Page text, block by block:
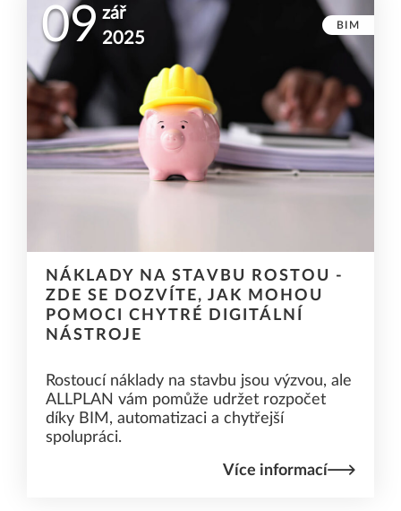
09 zář
2025
BIM
NÁKLADY NA STAVBU ROSTOU -
ZDE SE DOZVÍTE, JAK MOHOU
POMOCI CHYTRÉ DIGITÁLNÍ
NÁSTROJE
Rostoucí náklady na stavbu jsou výzvou, ale
ALLPLAN vám pomůže udržet rozpočet
díky BIM, automatizaci a chytřejší
spolupráci.
Více informací